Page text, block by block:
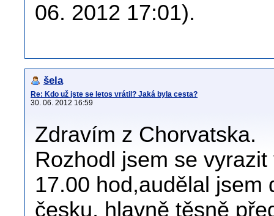
06. 2012 17:01).
šela
Re: Kdo už jste se letos vrátil? Jaká byla cesta?
30. 06. 2012 16:59
Zdravím z Chorvatska.
Rozhodl jsem se
17.00 hod,audělal jsem
česku, hlavně těsně